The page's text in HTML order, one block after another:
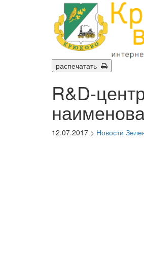
распечатать
R&D-
12.07.2017 > Новости